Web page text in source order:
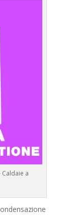
Caldaie a